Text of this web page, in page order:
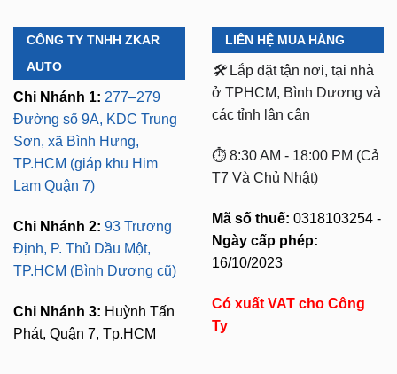
CÔNG TY TNHH ZKAR
AUTO
Chi Nhánh 1: 277–279
Đường số 9A, KDC Trung
Sơn, xã Bình Hưng,
TP.HCM (giáp khu Him
Lam Quận 7)
Chi Nhánh 2: 93 Trương
Định, P. Thủ Dầu Một,
TP.HCM (Bình Dương cũ)
Chi Nhánh 3: Huỳnh Tấn
Phát, Quận 7, Tp.HCM
LIÊN HỆ MUA HÀNG
🛠️ Lắp đặt tận nơi, tại nhà
ở TPHCM, Bình Dương và
các tỉnh lân cận
⏱️ 8:30 AM - 18:00 PM (Cả
T7 Và Chủ Nhật)
Mã số thuế: 0318103254 -
Ngày cấp phép:
16/10/2023
Có xuất VAT cho Công
Ty